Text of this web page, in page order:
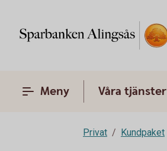
Meny Våra tjänster
Privat Kundpaket